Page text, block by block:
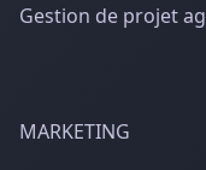
Gestion de projet
MARKETING